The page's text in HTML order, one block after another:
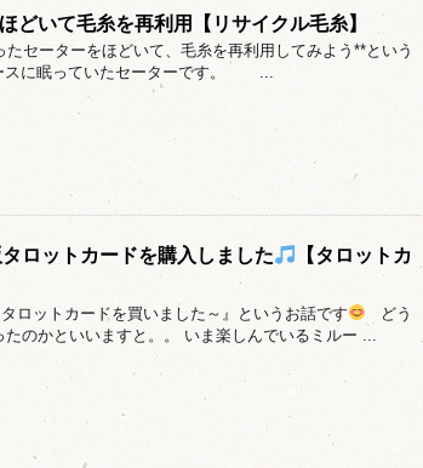
どいて毛糸を再利用【リサイクル毛糸】
セーターをほどいて、毛糸を再利用してみよう**という
スに眠っていたセーターです。 ...
ロットカードを購入しました
【タロットカ
ロットカードを買いました～』というお話です
どう
たのかといいますと。。 いま楽しんでいるミルー ...